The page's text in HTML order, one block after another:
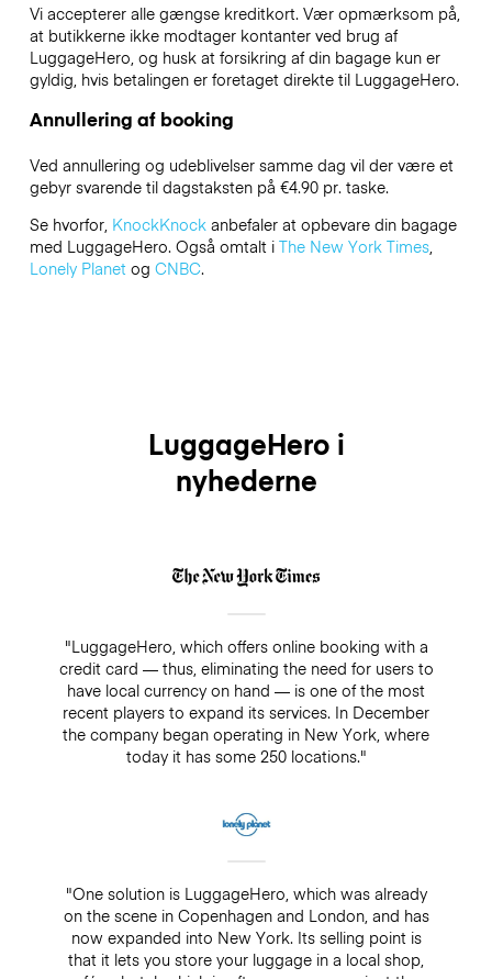
Vi accepterer alle gængse kreditkort. Vær opmærksom på,
at butikkerne ikke modtager kontanter ved brug af
LuggageHero, og husk at forsikring af din bagage kun er
gyldig, hvis betalingen er foretaget direkte til LuggageHero.
Annullering af booking
Ved annullering og udeblivelser samme dag vil der være et
gebyr svarende til dagstaksten på €4.90 pr. taske.
Se hvorfor, KnockKnockanbefaler at opbevare din bagage
med LuggageHero. Også omtalt i The New York Times,
Lonely Planetog CNBC.
LuggageHero i
nyhederne
"LuggageHero, which offers online booking with a
credit card — thus, eliminating the need for users to
have local currency on hand — is one of the most
recent players to expand its services. In December
the company began operating in New York, where
today it has some 250 locations."
"One solution is LuggageHero, which was already
on the scene in Copenhagen and London, and has
now expanded into New York. Its selling point is
that it lets you store your luggage in a local shop,